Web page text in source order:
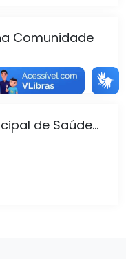
Comunidade
de Saúde...